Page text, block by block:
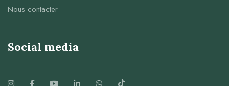
Nous contacter
Social media